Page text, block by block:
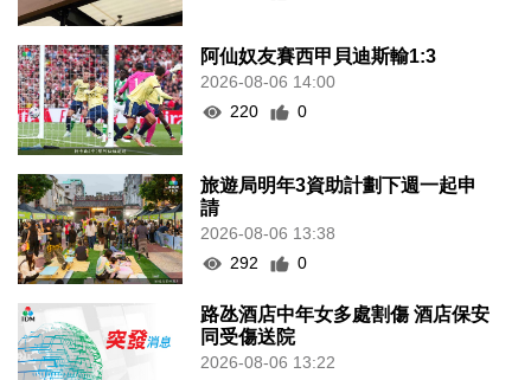
阿仙奴友賽西甲貝迪斯輸1:3
2026-08-06 14:00
220
0
旅遊局明年3資助計劃下週一起申
請
2026-08-06 13:38
292
0
路氹酒店中年女多處割傷 酒店保安
同受傷送院
2026-08-06 13:22